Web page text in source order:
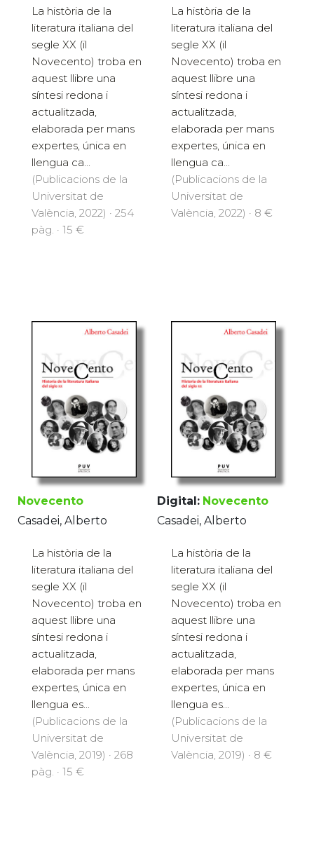
La història de la
literatura italiana del
segle XX (il
Novecento) troba en
aquest llibre una
síntesi redona i
actualitzada,
elaborada per mans
expertes, única en
llengua ca...
(Publicacions de la
Universitat de
València, 2022) · 254
pàg. · 15 €
La història de la
literatura italiana del
segle XX (il
Novecento) troba en
aquest llibre una
síntesi redona i
actualitzada,
elaborada per mans
expertes, única en
llengua ca...
(Publicacions de la
Universitat de
València, 2022) · 8 €
Novecento
Casadei, Alberto
La història de la
literatura italiana del
segle XX (il
Novecento) troba en
aquest llibre una
síntesi redona i
actualitzada,
elaborada per mans
expertes, única en
llengua es...
(Publicacions de la
Universitat de
València, 2019) · 268
pàg. · 15 €
Digital: Novecento
Casadei, Alberto
La història de la
literatura italiana del
segle XX (il
Novecento) troba en
aquest llibre una
síntesi redona i
actualitzada,
elaborada per mans
expertes, única en
llengua es...
(Publicacions de la
Universitat de
València, 2019) · 8 €